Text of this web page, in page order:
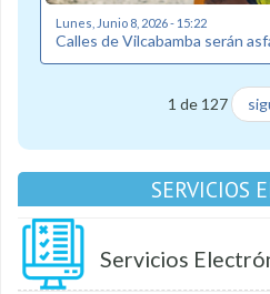
Lunes, Junio 8, 2026 - 15:22
Calles de Vilcabamba serán
1 de 127
SERVICIOS
Servicios